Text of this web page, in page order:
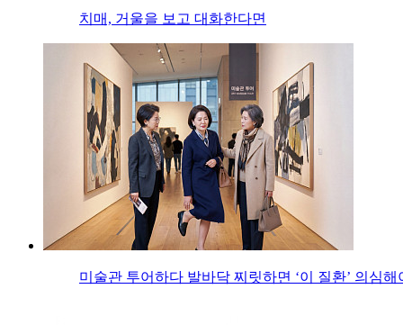
치매, 거울을 보고 대화한다면
미술관 투어하다 발바닥 찌릿하면 ‘이 질환’ 의심해